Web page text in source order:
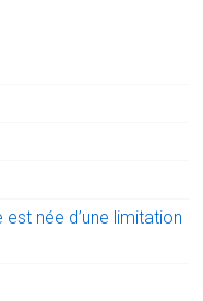
née d’une limitation